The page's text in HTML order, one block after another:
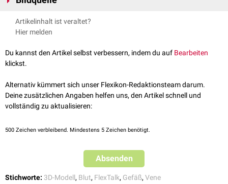
In derkranialenHälfte ihres Verlaufs läuft die Vena jugularis externa
parallel zumNervus auricularis magnus
Sinusbezeichnet. Sie enthält eineVenenklappe.
Halsvenenstauung
Bei einerJugularvenenthrombose
druckschmerzhafter Strang am Hals tastbar sein.
FlexTalk - Der Hals
Artikelinhalt ist veraltet?
Hier melden
Du kannst den Artikel selbst verbessern, indem du auf Bearbeiten
klickst.
Alternativ kümmert sich unser Flexikon-Redaktionsteam darum.
Deine zusätzlichen Angaben helfen uns, den Artikel schnell und
vollständig zu aktualisieren:
500 Zeichen verbleibend. Mindestens 5 Zeichen benötigt.
Absenden
Stichworte: 3D-Modell, Blut, FlexTalk, Gefäß, Vene